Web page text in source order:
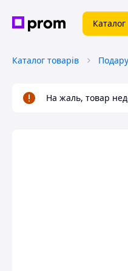
Каталог
Каталог товарів
На жаль, товар